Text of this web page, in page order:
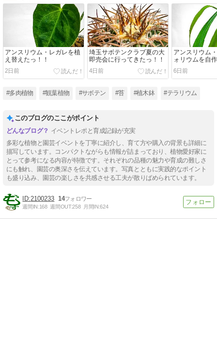
アンスリウム・レガレを植
え替えたっ！！
2日前
埼玉サボテンクラブ夏の大
即売会に行ってきたっ！！
4日前
アンスリウム
ォリウムを自
植え替えた！！
6日前
#多肉植物 #観葉植物 #サボテン #苔 #植木鉢 #テラリウム
このブログのここがポイント
イベントレポと育成記録が充実
多彩な植物と園芸イベントを丁寧に紹介し、育て方や購入の背景も詳細に
描写しています。コンパクトながらも情報が詰まっており、植物愛好家に
とって参考になる内容が特徴です。それぞれの品種の魅力や育成の難しさ
にも触れ、園芸の奥深さを伝えています。写真とともに実践的なポイント
も盛り込み、園芸の楽しさを共感させる工夫が散りばめられています。
2100233 14
週間IN:168 週間OUT:258 月間IN:624